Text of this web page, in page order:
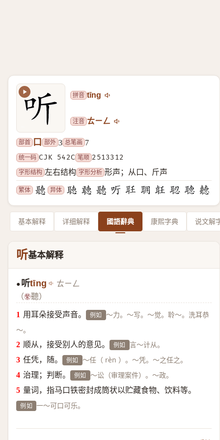
拼音 tīng
注音 ㄊㄧㄥ
部首 口 部外 3 总笔画 7
统一码 CJK 542C 笔顺 2513312
字形结构 左右结构 字形分析 形声；从口、斤声
繁体 异体
基本解释 详细解释 國語辭典 康熙字典 说文解
听基本解释
● 听tīng ㄊㄧㄥ
（
聽）
用耳朵接受声音。
例如 ～力。～写。～觉。聆～。洗耳恭
～。
顺从，接受别人的意见。 例如 言～计从。
任凭，随。 例如 ～任（ rèn ）。～凭。～之任之。
治理；判断。 例如 ～讼（审理案件）。～政。
量词，指马口铁密封成筒状以贮藏食物、饮料等。
例如 一～可口可乐。